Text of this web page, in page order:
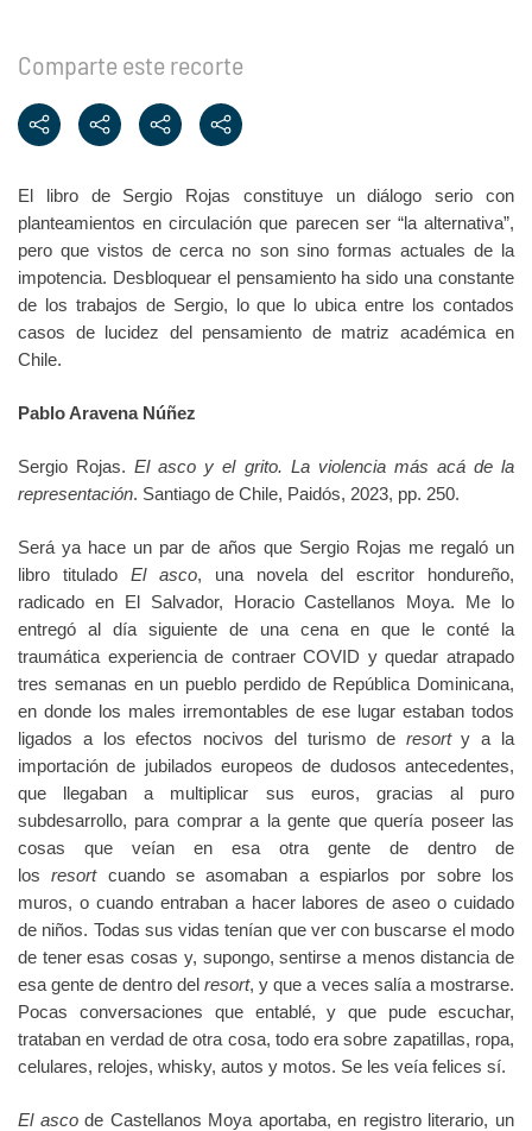
Comparte este recorte
El libro de Sergio Rojas constituye un diálogo serio con
planteamientos en circulación que parecen ser “la alternativa”,
pero que vistos de cerca no son sino formas actuales de la
impotencia. Desbloquear el pensamiento ha sido una constante
de los trabajos de Sergio, lo que lo ubica entre los contados
casos de lucidez del pensamiento de matriz académica en
Chile.
Pablo Aravena Núñez
Sergio Rojas.El asco y el grito. La violencia más acá de la
representación. Santiago de Chile, Paidós, 2023, pp. 250.
Será ya hace un par de años que Sergio Rojas me regaló un
libro titulado El asco, una novela del escritor hondureño,
radicado en El Salvador, Horacio Castellanos Moya. Me lo
entregó al día siguiente de una cena en que le conté la
traumática experiencia de contraer COVID y quedar atrapado
tres semanas en un pueblo perdido de República Dominicana,
en donde los males irremontables de ese lugar estaban todos
ligados a los efectos nocivos del turismo de resorty a la
importación de jubilados europeos de dudosos antecedentes,
que llegaban a multiplicar sus euros, gracias al puro
subdesarrollo, para comprar a la gente que quería poseer las
cosas que veían en esa otra gente de dentro de
losresortcuando se asomaban a espiarlos por sobre los
muros, o cuando entraban a hacer labores de aseo o cuidado
de niños. Todas sus vidas tenían que ver con buscarse el modo
de tener esas cosas y, supongo, sentirse a menos distancia de
esa gente de dentro del resort, y que a veces salía a mostrarse.
Pocas conversaciones que entablé, y que pude escuchar,
trataban en verdad de otra cosa, todo era sobre zapatillas, ropa,
celulares, relojes, whisky, autos y motos. Se les veía felices sí.
El ascode Castellanos Moya aportaba, en registro literario, un